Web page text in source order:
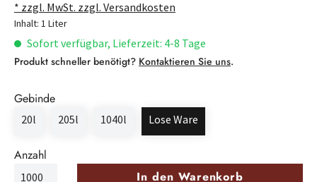
* zzgl. MwSt. zzgl. Versandkosten
Inhalt: 1 Liter
Sofort verfügbar, Lieferzeit: 4-8 Tage
Produkt schneller benötigt? Kontaktieren Sie uns.
Gebinde
20l 205l 1040l Lose Ware
Anzahl
In den Warenkorb